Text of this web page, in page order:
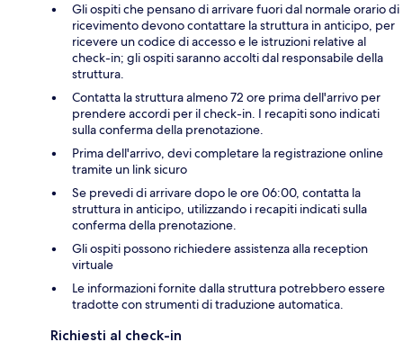
Gli ospiti che pensano di arrivare fuori dal normale orario di
ricevimento devono contattare la struttura in anticipo, per
ricevere un codice di accesso e le istruzioni relative al
check-in; gli ospiti saranno accolti dal responsabile della
struttura.
Contatta la struttura almeno 72 ore prima dell'arrivo per
prendere accordi per il check-in. I recapiti sono indicati
sulla conferma della prenotazione.
Prima dell'arrivo, devi completare la registrazione online
tramite un link sicuro
Se prevedi di arrivare dopo le ore 06:00, contatta la
struttura in anticipo, utilizzando i recapiti indicati sulla
conferma della prenotazione.
Gli ospiti possono richiedere assistenza alla reception
virtuale
Le informazioni fornite dalla struttura potrebbero essere
tradotte con strumenti di traduzione automatica.
Richiesti al check-in